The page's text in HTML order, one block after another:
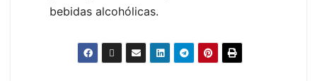
bebidas alcohólicas.